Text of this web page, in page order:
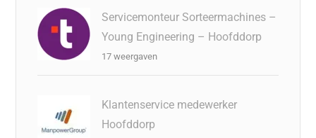
Servicemonteur Sorteermachines –
Young Engineering – Hoofddorp
17 weergaven
Klantenservice medewerker
Hoofddorp